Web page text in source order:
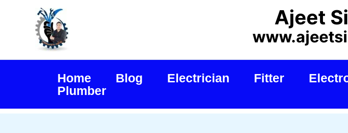
Ajeet
Home Blog Electrician Fitter
Plumber